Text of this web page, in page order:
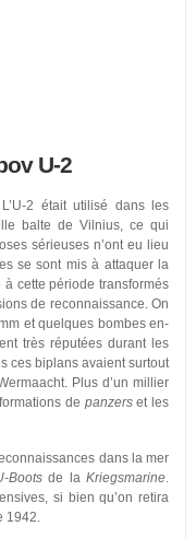
U-2
2 était utilisé dans les
balte de Vilnius, ce qui
sérieuses n’ont eu lieu
se sont mis à attaquer la
cette période transformés
de reconnaissance. On
et quelques bombes en-
très réputées durant les
ces biplans avaient surtout
Plus d’un millier
de panzerset les
dans la mer
Bootsde laKriegsmarine.
si bien qu’on retira
1942.